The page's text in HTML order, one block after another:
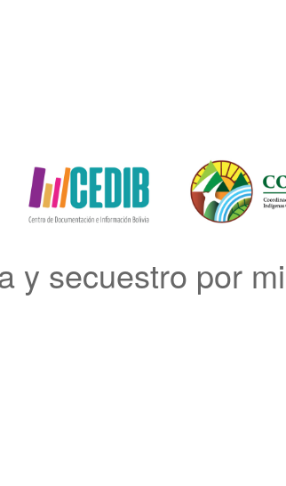
y secuestro por